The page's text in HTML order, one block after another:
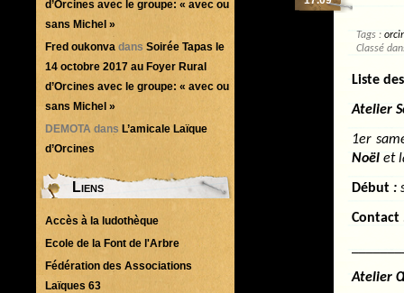
Tags :
Classé
Liste
Atelier
1er
Noël et
Début :
Contact
Atelier
d’Orcines avec le groupe: « avec ou
sans Michel »
Fred oukonva dans Soirée Tapas le
14 octobre 2017 au Foyer Rural
d’Orcines avec le groupe: « avec ou
sans Michel »
DEMOTA dans L’amicale Laïque
d’Orcines
Liens
Accès à la ludothèque
Ecole de la Font de l'Arbre
Fédération des Associations
Laïques 63